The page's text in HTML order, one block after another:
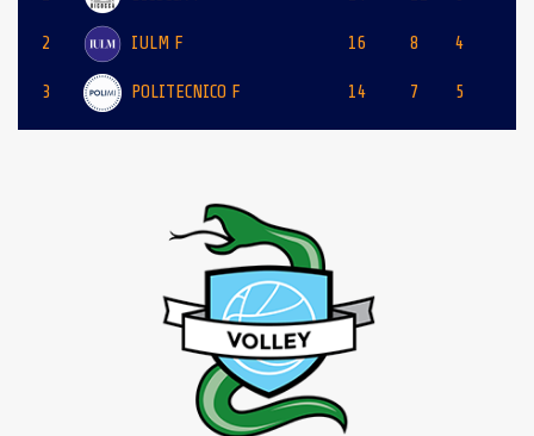
2 IULM F 16 8 4
3 POLITECNICO F 14 7 5